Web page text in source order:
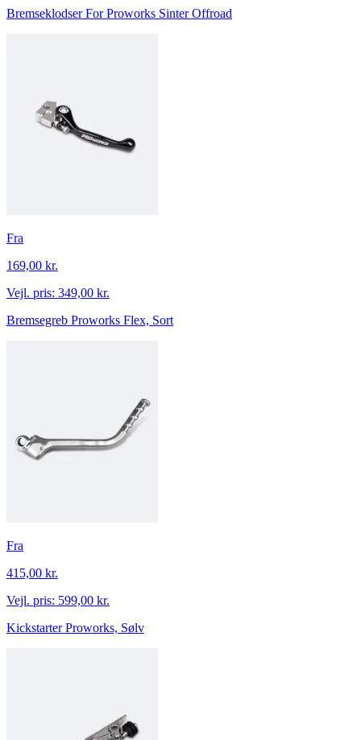
Bremseklodser For Proworks Sinter Offroad
Fra
169,00 kr.
Vejl. pris: 349,00 kr.
Bremsegreb Proworks Flex, Sort
Fra
415,00 kr.
Vejl. pris: 599,00 kr.
Kickstarter Proworks, Sølv